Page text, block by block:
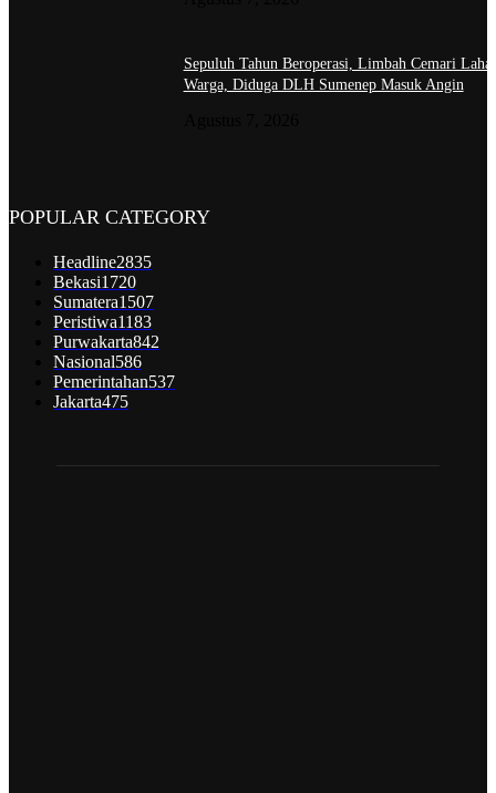
Sepuluh Tahun Beroperasi, Limbah Cemari
Warga, Diduga DLH Sumenep Masuk Angin
POPULAR CATEGORY
Headline2835
Bekasi1720
Sumatera1507
Peristiwa1183
Purwakarta842
Nasional586
Pemerintahan537
Jakarta475